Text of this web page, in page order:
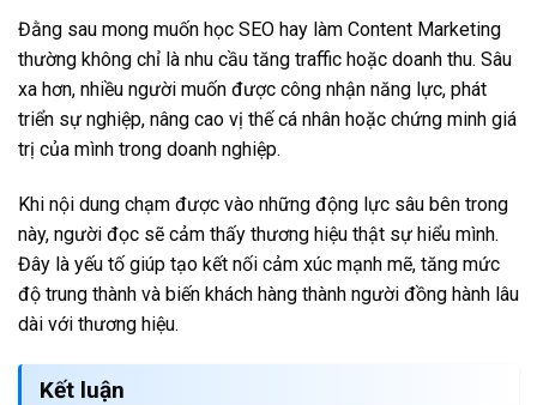
Đằng sau mong muốn học SEO hay làm Content Marketing
thường không chỉ là nhu cầu tăng traffic hoặc doanh thu. Sâu
xa hơn, nhiều người muốn được công nhận năng lực, phát
triển sự nghiệp, nâng cao vị thế cá nhân hoặc chứng minh giá
trị của mình trong doanh nghiệp.
Khi nội dung chạm được vào những động lực sâu bên trong
này, người đọc sẽ cảm thấy thương hiệu thật sự hiểu mình.
Đây là yếu tố giúp tạo kết nối cảm xúc mạnh mẽ, tăng mức
độ trung thành và biến khách hàng thành người đồng hành lâu
dài với thương hiệu.
Kết luận